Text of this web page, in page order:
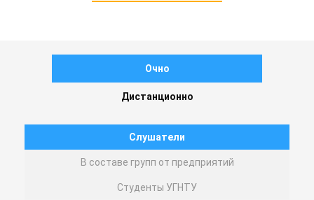
Очно
Дистанционно
Слушатели
В составе групп от предприятий
Студенты УГНТУ